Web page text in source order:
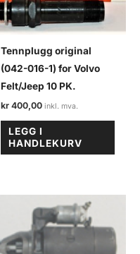
Tennplugg original
(042-016-1) for Volvo
Felt/Jeep 10 PK.
kr 400,00
LEGG I
HANDLEKURV